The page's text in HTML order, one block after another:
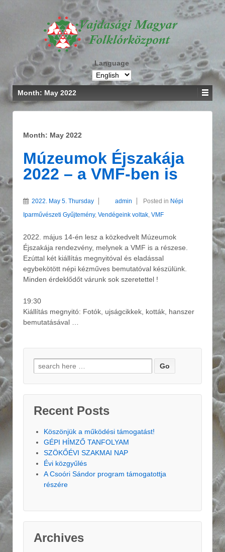
Language
Month: May 2022
Month: May 2022
Múzeumok Éjszakája
2022 – a VMF-ben is
2022. May 5. Thursday admin Posted in Népi
Iparművészeti Gyűjtemény, Vendégeink voltak, VMF
2022. május 14-én lesz a közkedvelt Múzeumok
Éjszakája rendezvény, melynek a VMF is a részese.
Ezúttal két kiállítás megnyitóval és eladással
egybekötött népi kézműves bemutatóval készülünk.
Minden érdeklődőt várunk sok szeretettel !
19:30
Kiállítás megnyitó: Fotók, ujságcikkek, kották, hanszer
bemutatásával …
Search for:
Recent Posts
Köszönjük a működési támogatást!
GÉPI HÍMZŐ TANFOLYAM
SZÖKŐÉVI SZAKMAI NAP
Évi közgyűlés
A Csoóri Sándor program támogatottja
részére
Archives